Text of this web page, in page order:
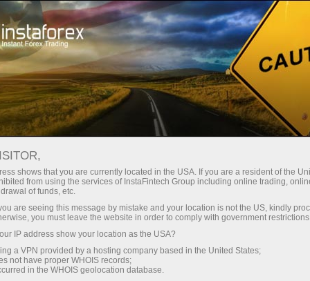
Қўллаб-қувватлаш Обратный звонок
Qaytarib qo'ng'iroq
qilish xizmati
Iltimos, quyidagi formasini to'ldiring va bizning
boshqaruvchimiz sizga qo'ng'iroq qilish uchun
eng qulay vaqtni tanlang.
shows that you are currently located in the USA. If you are a resident of the
from using the services of InstaFintech Group including online trading,
of funds, etc.
are seeing this message by mistake and your location is not the US, kindly
you must leave the website in order to comply with government
IP address show your location as the USA?
a VPN provided by a hosting company based in the United States;
not have proper WHOIS records;
in the WHOIS geolocation database.